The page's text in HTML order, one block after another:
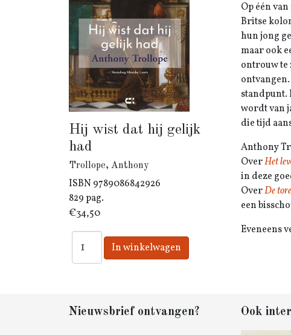
Hij wist dat hij gelijk
had
Trollope, Anthony
ISBN 9789086842926
829 pag.
€34,50
Op één
Britse
hun jong
maar ook
ontrouw te
standpunt.
wordt van
die tijd
Anthony
OverHet
in deze
OverDe
een
Eveneens
Nieuwsbrief ontvangen? Ook